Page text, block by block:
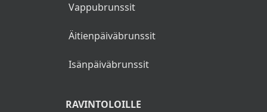
Vappubrunssit
Äitienpäiväbrunssit
Isänpäiväbrunssit
RAVINTOLOILLE